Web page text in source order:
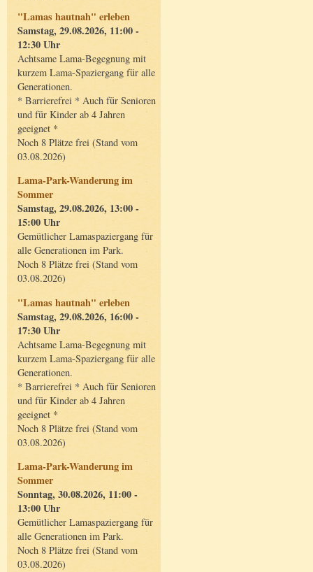
"Lamas hautnah" erleben
Samstag, 29.08.2026, 11:00 -
12:30 Uhr
Achtsame Lama-Begegnung mit
kurzem Lama-Spaziergang für alle
Generationen.
* Barrierefrei * Auch für Senioren
und für Kinder ab 4 Jahren
geeignet *
Noch 8 Plätze frei (Stand vom
03.08.2026)
Lama-Park-Wanderung im
Sommer
Samstag, 29.08.2026, 13:00 -
15:00 Uhr
Gemütlicher Lamaspaziergang für
alle Generationen im Park.
Noch 8 Plätze frei (Stand vom
03.08.2026)
"Lamas hautnah" erleben
Samstag, 29.08.2026, 16:00 -
17:30 Uhr
Achtsame Lama-Begegnung mit
kurzem Lama-Spaziergang für alle
Generationen.
* Barrierefrei * Auch für Senioren
und für Kinder ab 4 Jahren
geeignet *
Noch 8 Plätze frei (Stand vom
03.08.2026)
Lama-Park-Wanderung im
Sommer
Sonntag, 30.08.2026, 11:00 -
13:00 Uhr
Gemütlicher Lamaspaziergang für
alle Generationen im Park.
Noch 8 Plätze frei (Stand vom
03.08.2026)